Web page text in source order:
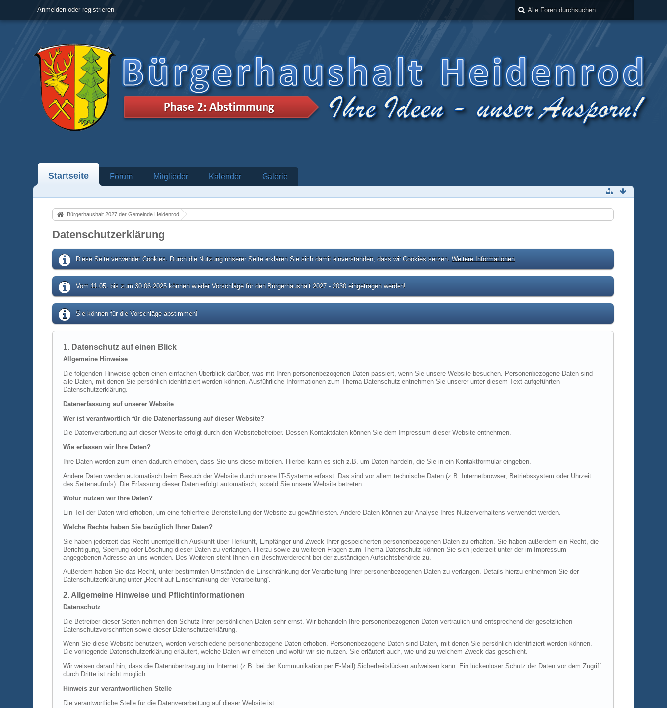
Anmelden oder registrieren
Startseite Forum Mitglieder Kalender Galerie
Bürgerhaushalt 2027 der Gemeinde Heidenrod
Datenschutzerklärung
Diese Seite verwendet Cookies. Durch die Nutzung unserer Seite erklären Sie sich damit einverstanden, dass wir Cookies setzen.Weitere Informationen
Vom 11.05. bis zum 30.06.2025 können wieder Vorschläge für den Bürgerhaushalt 2027 - 2030 eingetragen werden!
Sie können für die Vorschläge abstimmen!
1. Datenschutz auf einen Blick
Allgemeine Hinweise
Die folgenden Hinweise geben einen einfachen Überblick darüber, was mit Ihren personenbezogenen Daten passiert, wenn Sie unsere Website besuchen. Personenbezogene Daten sind
alle Daten, mit denen Sie persönlich identifiziert werden können. Ausführliche Informationen zum Thema Datenschutz entnehmen Sie unserer unter diesem Text aufgeführten
Datenschutzerklärung.
Datenerfassung auf unserer Website
Wer ist verantwortlich für die Datenerfassung auf dieser Website?
Die Datenverarbeitung auf dieser Website erfolgt durch den Websitebetreiber. Dessen Kontaktdaten können Sie dem Impressum dieser Website entnehmen.
Wie erfassen wir Ihre Daten?
Ihre Daten werden zum einen dadurch erhoben, dass Sie uns diese mitteilen. Hierbei kann es sich z.B. um Daten handeln, die Sie in ein Kontaktformular eingeben.
Andere Daten werden automatisch beim Besuch der Website durch unsere IT-Systeme erfasst. Das sind vor allem technische Daten (z.B. Internetbrowser, Betriebssystem oder Uhrzeit
des Seitenaufrufs). Die Erfassung dieser Daten erfolgt automatisch, sobald Sie unsere Website betreten.
Wofür nutzen wir Ihre Daten?
Ein Teil der Daten wird erhoben, um eine fehlerfreie Bereitstellung der Website zu gewährleisten. Andere Daten können zur Analyse Ihres Nutzerverhaltens verwendet werden.
Welche Rechte haben Sie bezüglich Ihrer Daten?
Sie haben jederzeit das Recht unentgeltlich Auskunft über Herkunft, Empfänger und Zweck Ihrer gespeicherten personenbezogenen Daten zu erhalten. Sie haben außerdem ein Recht, die
Berichtigung, Sperrung oder Löschung dieser Daten zu verlangen. Hierzu sowie zu weiteren Fragen zum Thema Datenschutz können Sie sich jederzeit unter der im Impressum
angegebenen Adresse an uns wenden. Des Weiteren steht Ihnen ein Beschwerderecht bei der zuständigen Aufsichtsbehörde zu.
Außerdem haben Sie das Recht, unter bestimmten Umständen die Einschränkung der Verarbeitung Ihrer personenbezogenen Daten zu verlangen. Details hierzu entnehmen Sie der
Datenschutzerklärung unter „Recht auf Einschränkung der Verarbeitung“.
2. Allgemeine Hinweise und Pflichtinformationen
Datenschutz
Die Betreiber dieser Seiten nehmen den Schutz Ihrer persönlichen Daten sehr ernst. Wir behandeln Ihre personenbezogenen Daten vertraulich und entsprechend der gesetzlichen
Datenschutzvorschriften sowie dieser Datenschutzerklärung.
Wenn Sie diese Website benutzen, werden verschiedene personenbezogene Daten erhoben. Personenbezogene Daten sind Daten, mit denen Sie persönlich identifiziert werden können.
Die vorliegende Datenschutzerklärung erläutert, welche Daten wir erheben und wofür wir sie nutzen. Sie erläutert auch, wie und zu welchem Zweck das geschieht.
Wir weisen darauf hin, dass die Datenübertragung im Internet (z.B. bei der Kommunikation per E-Mail) Sicherheitslücken aufweisen kann. Ein lückenloser Schutz der Daten vor dem Zugriff
durch Dritte ist nicht möglich.
Hinweis zur verantwortlichen Stelle
Die verantwortliche Stelle für die Datenverarbeitung auf dieser Website ist: